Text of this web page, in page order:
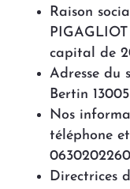
Raison
PIGAGLIOT
capital de
Adresse du
Bertin
Nos
téléphone
Directrices